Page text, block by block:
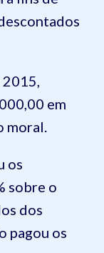
2015,
em
moral.
os
sobre o
dos
pagou os